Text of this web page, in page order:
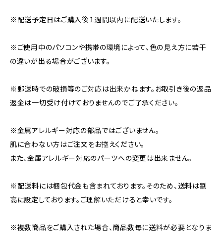
※配送予定日はご購入後１週間以内に配送いたします。
※ご使用中のパソコンや携帯の環境によって、色の見え方に若干
の違いが出る場合がございます。
※郵送時での破損等のご対応は出来かねます。お取引き後の返品
返金は一切受け付けておりませんのでご了承ください。
※金属アレルギー対応の部品ではございません。
肌に合わない方はご注文をお控えください。
また、金属アレルギー対応のパーツへの変更は出来ません。
※配送料には梱包代金も含まれております。そのため、送料は割
高に設定しております。ご理解いただけると幸いです。
※複数商品をご購入された場合、商品数毎に送料が必要となりま